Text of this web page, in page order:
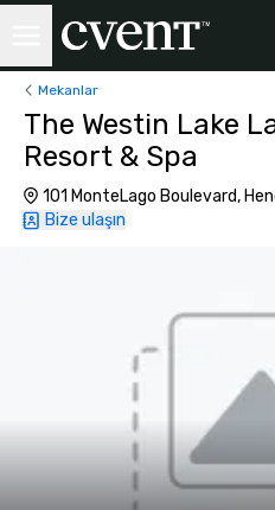
Mekanlar
The Westin Lake
Resort & Spa
101 MonteLago Boulevard,
Bize ulaşın